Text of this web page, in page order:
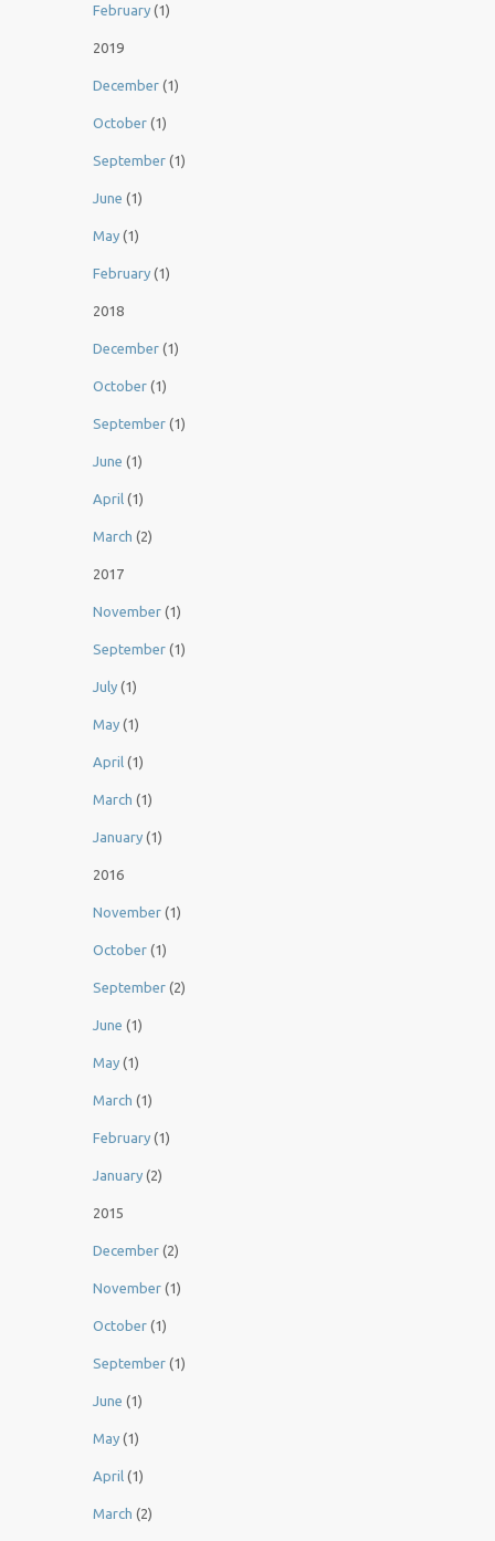
February (1)
2019
December (1)
October (1)
September (1)
June (1)
May (1)
February (1)
2018
December (1)
October (1)
September (1)
June (1)
April (1)
March (2)
2017
November (1)
September (1)
July (1)
May (1)
April (1)
March (1)
January (1)
2016
November (1)
October (1)
September (2)
June (1)
May (1)
March (1)
February (1)
January (2)
2015
December (2)
November (1)
October (1)
September (1)
June (1)
May (1)
April (1)
March (2)